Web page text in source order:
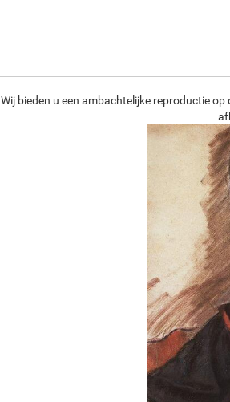
Wij bieden u een ambachtelijke reproductie